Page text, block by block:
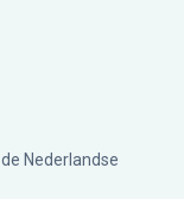
Nederlandse